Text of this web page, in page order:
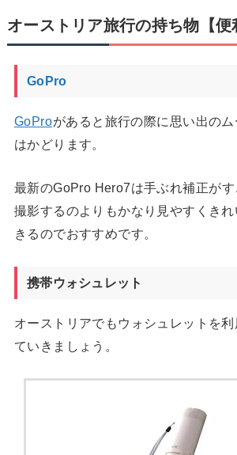
オーストリア旅行の持ち物【便
GoPro
GoProがあると旅行の際に思い出の
はかどります。
最新のGoPro Hero7は手ぶれ補正が
撮影するのよりもかなり見やすくき
きるのでおすすめです。
携帯ウォシュレット
オーストリアでもウォシュレットを
ていきましょう。